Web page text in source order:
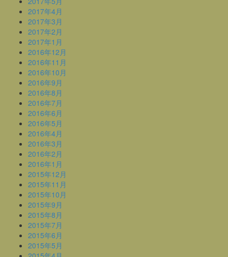
2017年4月
2017年3月
2017年2月
2017年1月
2016年12月
2016年11月
2016年10月
2016年9月
2016年8月
2016年7月
2016年6月
2016年5月
2016年4月
2016年3月
2016年2月
2016年1月
2015年12月
2015年11月
2015年10月
2015年9月
2015年8月
2015年7月
2015年6月
2015年5月